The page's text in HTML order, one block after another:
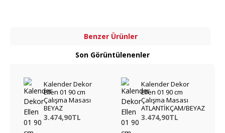
Benzer Ürünler
Son Görüntülenenler
Kalender Dekor
Ellen 01 90 cm
Çalışma Masası
BEYAZ
3.474,90TL
Kalender Dekor
Ellen 01 90 cm
Çalışma Masası
ATLANTİKÇAM/BEYAZ
3.474,90TL